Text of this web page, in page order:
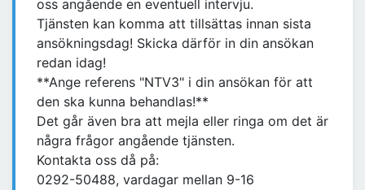
oss angående en eventuell intervju.
Tjänsten kan komma att tillsättas innan sista
ansökningsdag! Skicka därför in din ansökan
redan idag!
**Ange referens "NTV3" i din ansökan för att
den ska kunna behandlas!**
Det går även bra att mejla eller ringa om det är
några frågor angående tjänsten.
Kontakta oss då på:
0292-50488, vardagar mellan 9-16